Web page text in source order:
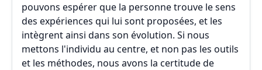
pouvons espérer que la personne trouve le sens
des expériences qui lui sont proposées, et les
intègrent ainsi dans son évolution. Si nous
mettons l'individu au centre, et non pas les outils
et les méthodes, nous avons la certitude de